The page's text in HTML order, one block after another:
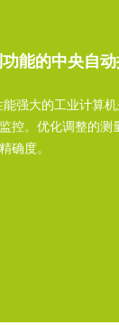
能的中央自
强大的工业计算
控。优化调整的
确度。